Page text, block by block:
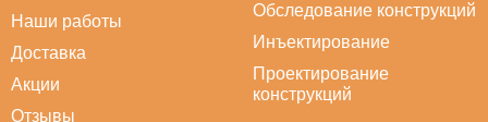
Наши работы
Доставка
Акции
Отзывы
Обследование конструкций
Инъектирование
Проектирование
конструкций